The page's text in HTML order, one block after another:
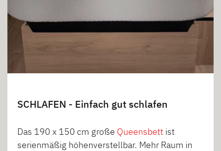
SCHLAFEN - Einfach gut schlafen
Das 190 x 150 cm große Queensbett ist
serienmäßig höhenverstellbar. Mehr Raum in